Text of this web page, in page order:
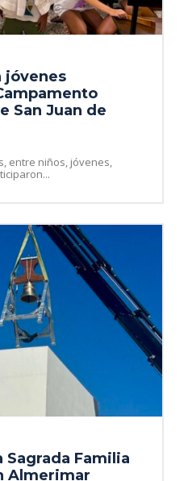
jóvenes
San Juan de
entre niños, jóvenes,
Sagrada Familia
Almerimar